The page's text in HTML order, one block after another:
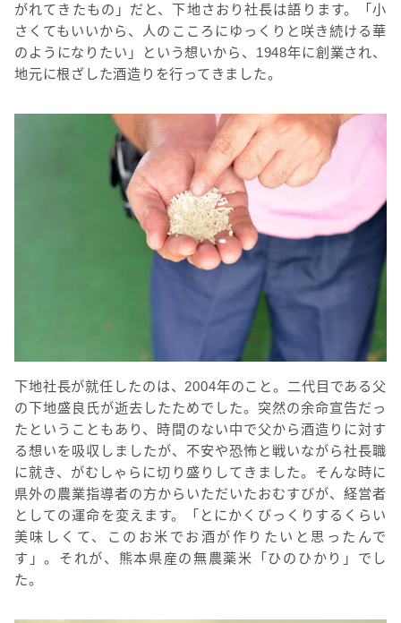
がれてきたもの」だと、下地さおり社長は語ります。「小
さくてもいいから、人のこころにゆっくりと咲き続ける華
のようになりたい」という想いから、1948年に創業され、
地元に根ざした酒造りを行ってきました。
下地社長が就任したのは、2004年のこと。二代目である父
の下地盛良氏が逝去したためでした。突然の余命宣告だっ
たということもあり、時間のない中で父から酒造りに対す
る想いを吸収しましたが、不安や恐怖と戦いながら社長職
に就き、がむしゃらに切り盛りしてきました。そんな時に
県外の農業指導者の方からいただいたおむすびが、経営者
としての運命を変えます。「とにかくびっくりするくらい
美味しくて、このお米でお酒が作りたいと思ったんで
す」。それが、熊本県産の無農薬米「ひのひかり」でし
た。